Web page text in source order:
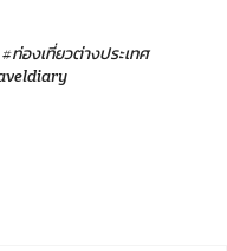
#ท่องเที่ยวต่างประเทศ